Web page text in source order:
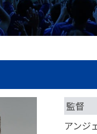
監督
アンジ